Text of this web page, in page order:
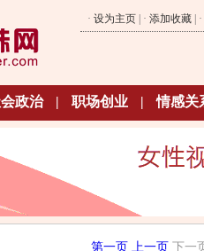
· 设为主页 | · 添加收藏 | ·
政治 | 职场创业 | 情感关
第一页 上一页 下一